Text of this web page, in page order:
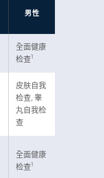
男性
全面健康
检查1
皮肤自我
检查, 睾
丸自我检
查
全面健康
检查1